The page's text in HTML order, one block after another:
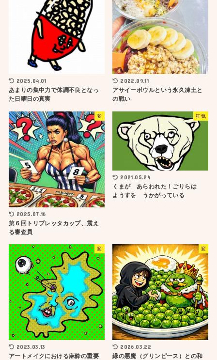
2025.04.01
あまりの集中力で体調不良となっ
た日曜日の真実
2022.09.11
アサイーボウルという永久凍土と
の戦い
変
2025.07.16
第６回トリプレッタカップ、震え
る審査員
狂気
2021.05.24
くまが あらわれた！ごりらは
ようすを うかがっている
変
2023.03.13
アートメイクにおける麻酔の重要
変
2026.03.22
緑の悪魔（グリンピース）との和